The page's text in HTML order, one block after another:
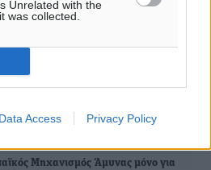
Unrelated with the
was collected.
Data Access Privacy Policy
που βρίσκονται υπό πίεση
και όσα δεν έχει κάνει ακόμη…
Μηχανισμός Άμυνας μόνο για